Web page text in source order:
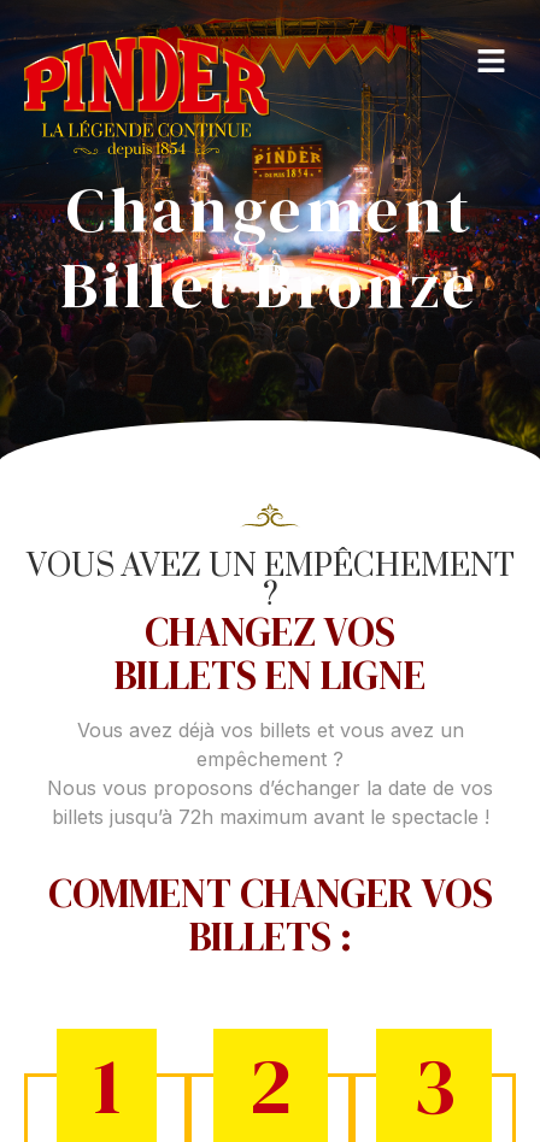
Changement
Billet Bronze
VOUS AVEZ UN EMPÊCHEMENT
?
CHANGEZ VOS
BILLETS EN LIGNE
Vous avez déjà vos billets et vous avez un
empêchement ?
Nous vous proposons d’échanger la date de vos
billets jusqu’à 72h maximum avant le spectacle !
COMMENT CHANGER VOS
BILLETS :
1 2 3